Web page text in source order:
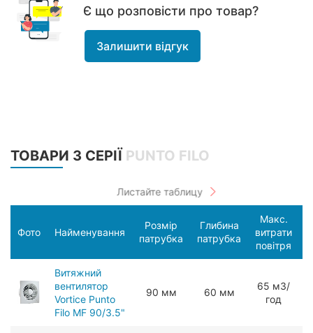
Є що розповісти про товар?
Залишити відгук
ТОВАРИ З СЕРІЇ PUNTO FILO
Фото Найменування
Розмір
патрубка
Глибина
патрубка
Макс.
витрати
повітря
Витяжний
вентилятор
Vortice Punto
Filo MF 90/3.5"
90 мм 60 мм
65 мЗ/
год